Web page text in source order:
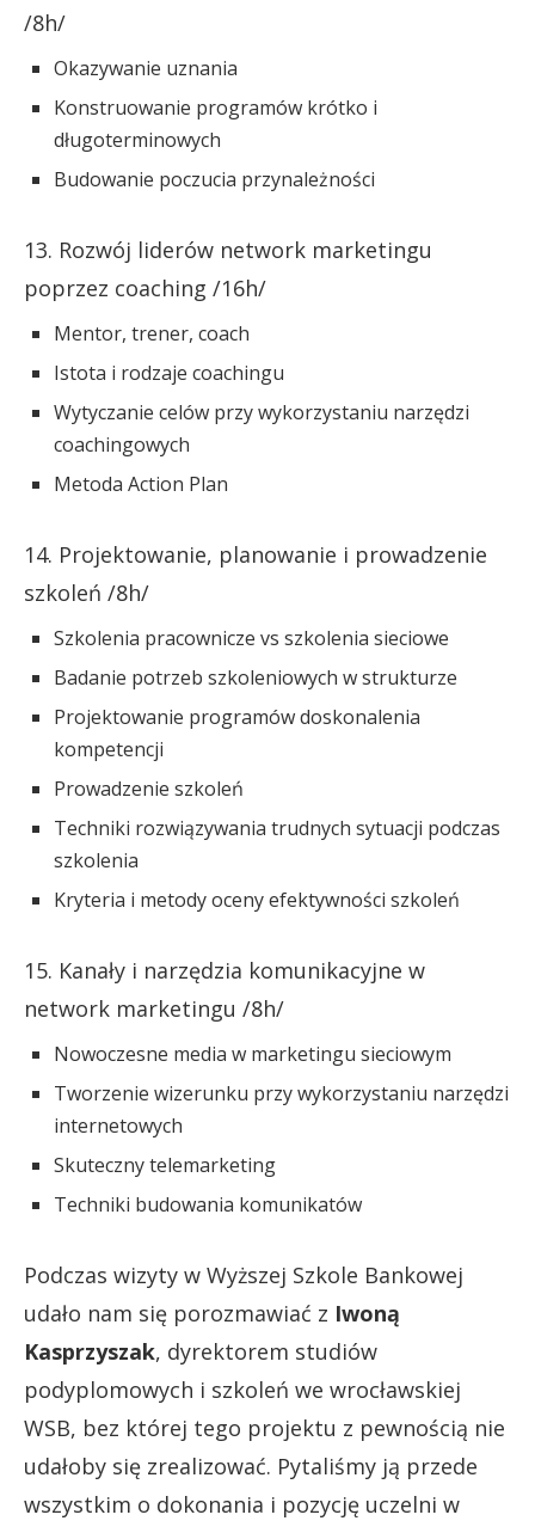
/8h/
Okazywanie uznania
Konstruowanie programów krótko i
długoterminowych
Budowanie poczucia przynależności
13. Rozwój liderów network marketingu
poprzez coaching /16h/
Mentor, trener, coach
Istota i rodzaje coachingu
Wytyczanie celów przy wykorzystaniu narzędzi
coachingowych
Metoda Action Plan
14. Projektowanie, planowanie i prowadzenie
szkoleń /8h/
Szkolenia pracownicze vs szkolenia sieciowe
Badanie potrzeb szkoleniowych w strukturze
Projektowanie programów doskonalenia
kompetencji
Prowadzenie szkoleń
Techniki rozwiązywania trudnych sytuacji podczas
szkolenia
Kryteria i metody oceny efektywności szkoleń
15. Kanały i narzędzia komunikacyjne w
network marketingu /8h/
Nowoczesne media w marketingu sieciowym
Tworzenie wizerunku przy wykorzystaniu narzędzi
internetowych
Skuteczny telemarketing
Techniki budowania komunikatów
Podczas wizyty w Wyższej Szkole Bankowej
udało nam się porozmawiać z Iwoną
Kasprzyszak, dyrektorem studiów
podyplomowych i szkoleń we wrocławskiej
WSB, bez której tego projektu z pewnością nie
udałoby się zrealizować. Pytaliśmy ją przede
wszystkim o dokonania i pozycję uczelni w